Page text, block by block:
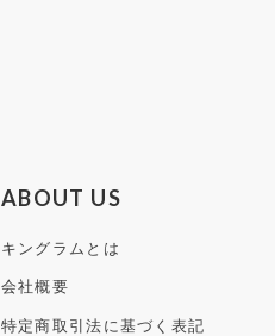
ABOUT US
キングラムとは
会社概要
特定商取引法に基づく表記